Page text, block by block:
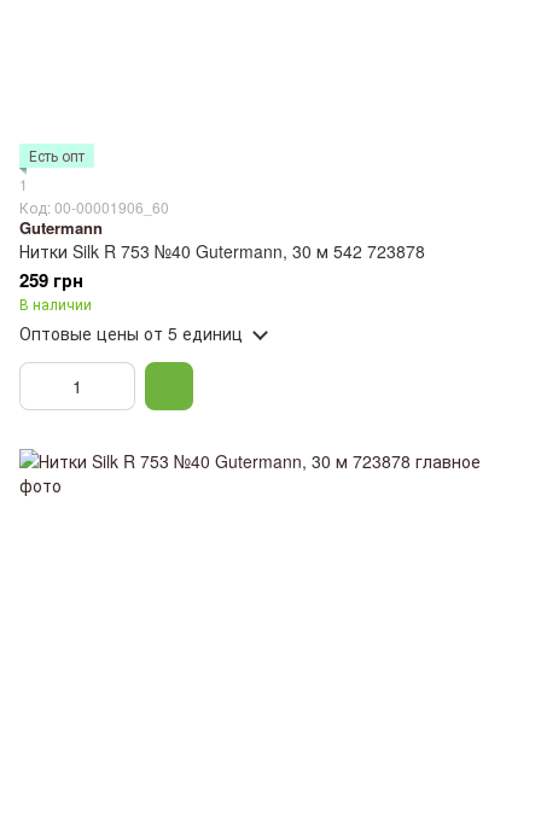
Есть опт
1
Код: 00-00001906_60
Gutermann
Нитки Silk R 753 №40 Gutermann, 30 м 542 723878
259 грн
В наличии
Оптовые цены от 5 единиц